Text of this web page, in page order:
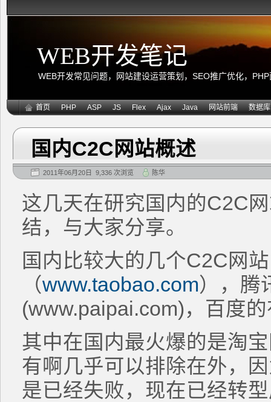
WEB开发笔记
WEB开发常见问题，网站建设运营策划，SEO推广优化，
首页 PHP ASP JS Flex Ajax Java 网站前端 数据库
国内C2C网站概述
2011年06月20日 9,336 次浏览 陈华
这几天在研究国内的C2C
结，与大家分享。
国内比较大的几个C2C网
（www.taobao.com），腾
(www.paipai.com)，百度
其中在国内最火爆的是淘
有啊几乎可以排除在外，
是已经失败，现在已经转